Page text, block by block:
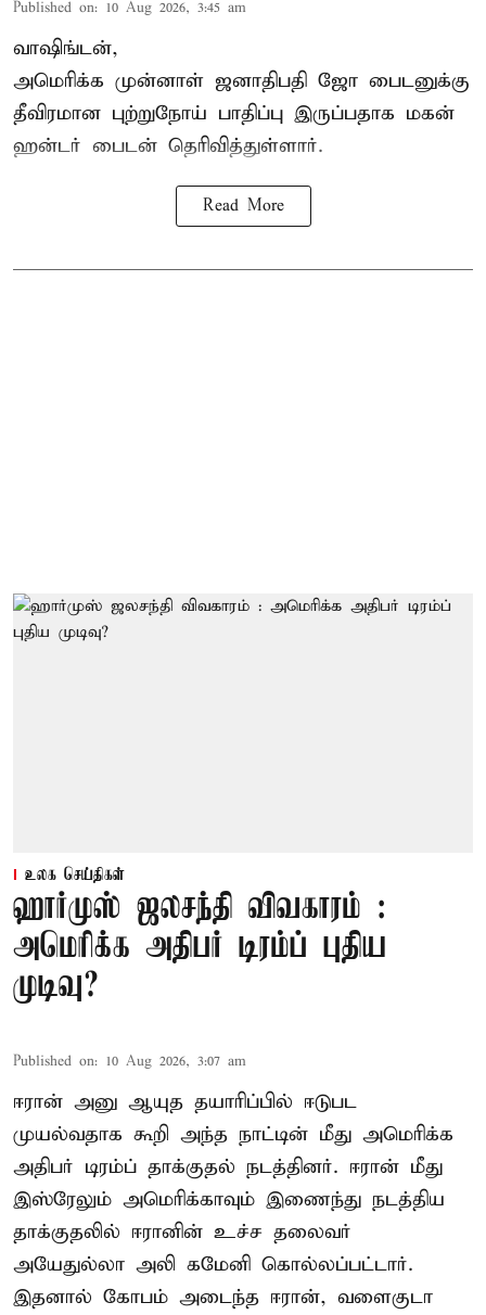
Published on: 10 Aug 2026, 3:45 am
வாஷிங்டன்,
அமெரிக்க முன்னாள் ஜனாதிபதி ஜோ பைடனுக்கு
தீவிரமான புற்றுநோய் பாதிப்பு இருப்பதாக மகன்
ஹன்டர் பைடன் தெரிவித்துள்ளார்.
Read More
உலக செய்திகள்
ஹார்முஸ் ஜலசந்தி விவகாரம் :
அமெரிக்க அதிபர் டிரம்ப் புதிய
முடிவு?
Published on: 10 Aug 2026, 3:07 am
ஈரான் அனு ஆயுத தயாரிப்பில் ஈடுபட
முயல்வதாக கூறி அந்த நாட்டின் மீது அமெரிக்க
அதிபர் டிரம்ப் தாக்குதல் நடத்தினர். ஈரான் மீது
இஸ்ரேலும் அமெரிக்காவும் இணைந்து நடத்திய
தாக்குதலில் ஈரானின் உச்ச தலைவர்
அயேதுல்லா அலி கமேனி கொல்லப்பட்டார்.
இதனால் கோபம் அடைந்த ஈரான், வளைகுடா